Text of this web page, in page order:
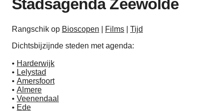
Stadsagenda Zeewolde
Rangschik op Bioscopen Films
Tijd
Dichtsbijzijnde steden met agenda:
• Harderwijk
• Lelystad
• Amersfoort
• Almere
• Veenendaal
• Ede